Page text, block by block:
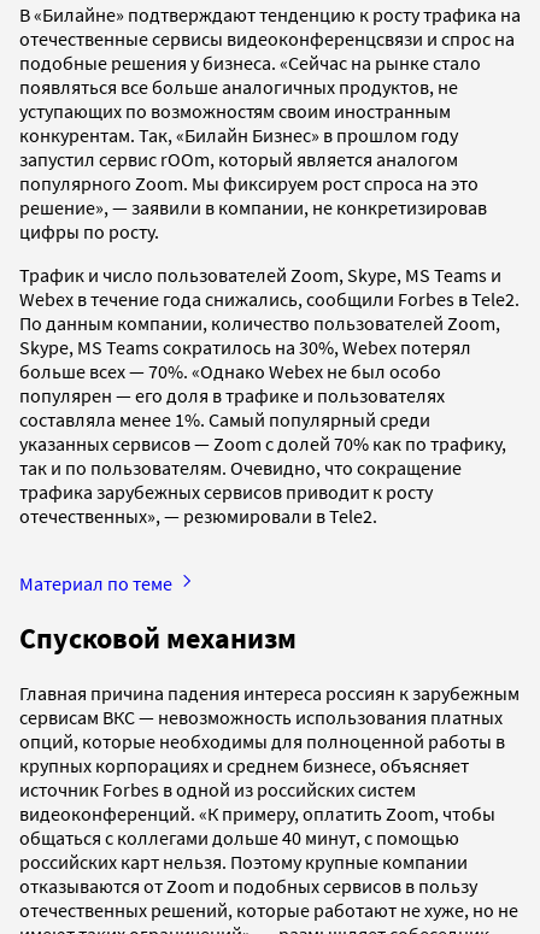
В «Билайне» подтверждают тенденцию к росту трафика на
отечественные сервисы видеоконференцсвязи и спрос на
подобные решения у бизнеса. «Сейчас на рынке стало
появляться все больше аналогичных продуктов, не
уступающих по возможностям своим иностранным
конкурентам. Так, «Билайн Бизнес» в прошлом году
запустил сервис rOOm, который является аналогом
популярного Zoom. Мы фиксируем рост спроса на это
решение», — заявили в компании, не конкретизировав
цифры по росту.
Трафик и число пользователей Zoom, Skype, MS Teams и
Webex в течение года снижались, сообщили Forbes в Tele2.
По данным компании, количество пользователей Zoom,
Skype, MS Teams сократилось на 30%, Webex потерял
больше всех — 70%. «Однако Webex не был особо
популярен — его доля в трафике и пользователях
составляла менее 1%. Самый популярный среди
указанных сервисов — Zoom с долей 70% как по трафику,
так и по пользователям. Очевидно, что сокращение
трафика зарубежных сервисов приводит к росту
отечественных», — резюмировали в Tele2.
Материал по теме
Спусковой механизм
Главная причина падения интереса россиян к зарубежным
сервисам ВКС — невозможность использования платных
опций, которые необходимы для полноценной работы в
крупных корпорациях и среднем бизнесе, объясняет
источник Forbes в одной из российских систем
видеоконференций. «К примеру, оплатить Zoom, чтобы
общаться с коллегами дольше 40 минут, с помощью
российских карт нельзя. Поэтому крупные компании
отказываются от Zoom и подобных сервисов в пользу
отечественных решений, которые работают не хуже, но не